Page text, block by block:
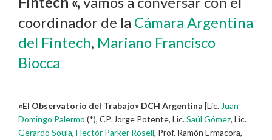
coordinador de la Cámara Argentina
del Fintech, Mariano Francisco
Biocca
«El Observatorio del Trabajo» DCH Argentina [Lic. Juan
Domingo Palermo (*), CP. Jorge Potente, Lic.Saúl Gómez, Lic.
Gerardo Soula, Hectór Parker Rosell, Prof. Ramón Ermacora,